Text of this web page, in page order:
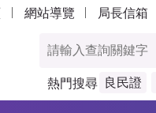
網站導覽 局長信箱
熱門搜尋 良民證